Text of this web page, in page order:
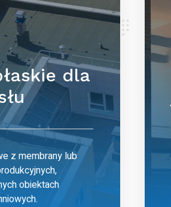
dla
z membrany lub
obiektach